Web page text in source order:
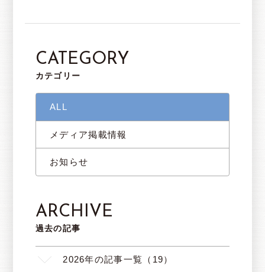
CATEGORY
カテゴリー
ALL
メディア掲載情報
お知らせ
ARCHIVE
過去の記事
2026年の記事一覧（19）